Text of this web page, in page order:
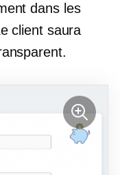
dans les
client saura